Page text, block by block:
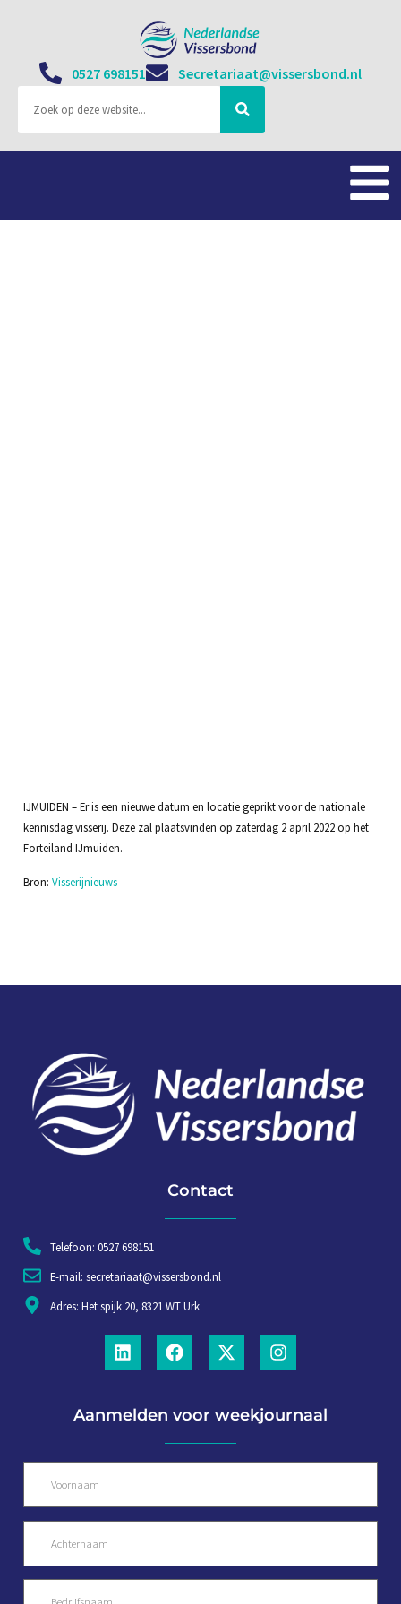
0527 698151 Secretariaat@vissersbond.nl
IJMUIDEN – Er is een nieuwe datum en locatie geprikt voor de nationale
kennisdag visserij. Deze zal plaatsvinden op zaterdag 2 april 2022 op het
Forteiland IJmuiden.
Bron: Visserijnieuws
Contact
Telefoon: 0527 698151
E-mail: secretariaat@vissersbond.nl
Adres: Het spijk 20, 8321 WT Urk
Aanmelden voor weekjournaal